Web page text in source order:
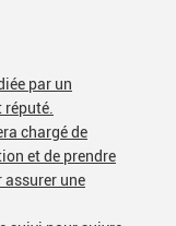
par un
chargé de
et de prendre
assurer une